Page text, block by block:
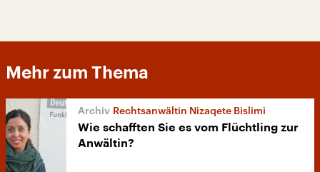
Mehr zum Thema
Rechtsanwältin Nizaqete Bislimi
Wie schafften Sie es vom Flüchtling zur
Anwältin?